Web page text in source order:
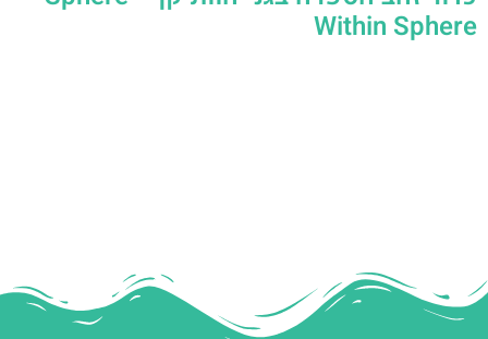
Within Sphere